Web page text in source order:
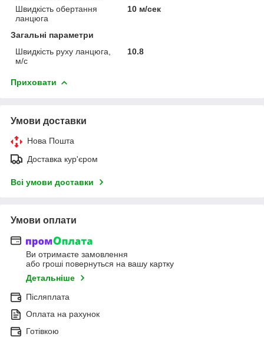
Швидкість обертання
ланцюга
10 м/сек
Загальні параметри
Швидкість руху ланцюга,
м/с
10.8
Приховати
Умови доставки
Нова Пошта
Доставка кур'єром
Всі умови доставки
Умови оплати
Ви отримаєте замовлення
або гроші повернуться на вашу картку
Детальніше
Післяплата
Оплата на рахунок
Готівкою